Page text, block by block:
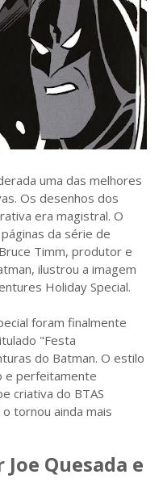
uma das melhores
Os desenhos dos
era magistral. O
da série de
Timm, produtor e
ilustrou a imagem
Holiday Special.
foram finalmente
"Festa
do Batman. O estilo
e perfeitamente
criativa do BTAS
tornou ainda mais
Quesada e